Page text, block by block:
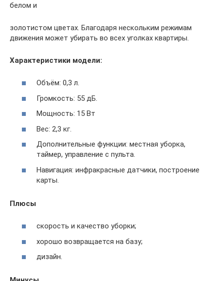
белом и
золотистом цветах. Благодаря нескольким режимам
движения может убирать во всех уголках квартиры.
Характеристики модели:
Объём: 0,3 л.
Громкость: 55 дБ.
Мощность: 15 Вт
Вес: 2,3 кг.
Дополнительные функции: местная уборка,
таймер, управление с пульта.
Навигация: инфракрасные датчики, построение
карты.
Плюсы
скорость и качество уборки;
хорошо возвращается на базу;
дизайн.